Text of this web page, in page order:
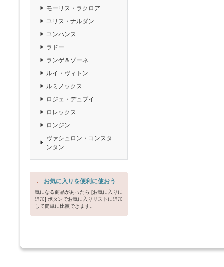
モーリス・ラクロア
ユリス・ナルダン
ユンハンス
ラドー
ランゲ＆ゾーネ
ルイ・ヴィトン
ルミノックス
ロジェ・デュブイ
ロレックス
ロンジン
ヴァシュロン・コンスタ
ンタン
お気に入りを便利に使おう
気になる商品があったら [お気に入りに
追加] ボタンでお気に入りリストに追加
して簡単に比較できます。